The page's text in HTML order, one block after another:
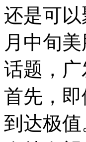
还是可
月中旬
话题，
首先，
到达极